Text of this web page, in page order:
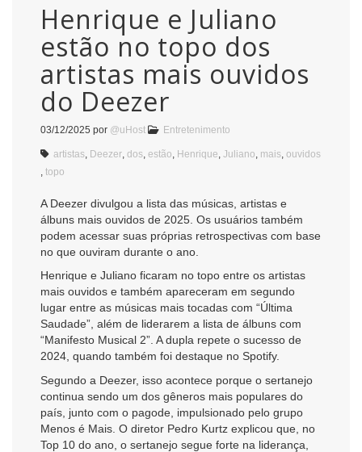
Henrique e Juliano
estão no topo dos
artistas mais ouvidos
do Deezer
03/12/2025 por @uHost Entretenimento
artistas Deezer dos estão Henrique Juliano mais ouvidos
topo
A Deezer divulgou a lista das músicas, artistas e
álbuns mais ouvidos de 2025. Os usuários também
podem acessar suas próprias retrospectivas com base
no que ouviram durante o ano.
Henrique e Juliano ficaram no topo entre os artistas
mais ouvidos e também apareceram em segundo
lugar entre as músicas mais tocadas com “Última
Saudade”, além de liderarem a lista de álbuns com
“Manifesto Musical 2”. A dupla repete o sucesso de
2024, quando também foi destaque no Spotify.
Segundo a Deezer, isso acontece porque o sertanejo
continua sendo um dos gêneros mais populares do
país, junto com o pagode, impulsionado pelo grupo
Menos é Mais. O diretor Pedro Kurtz explicou que, no
Top 10 do ano, o sertanejo segue forte na liderança,